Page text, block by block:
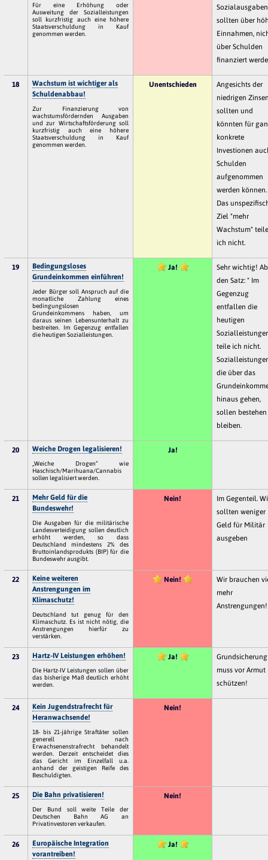
Für eine Erhöhung oder
Ausweitung der Sozialleistungen
soll kurzfristig auch eine höhere
Staatsverschuldung in Kauf
genommen werden.
Sozialausgaben
sollten über
Einnahmen,
über Schulden
finanziert
18
Wachstum ist wichtiger als
Schuldenabbau!
Zur Finanzierung von
wachstumsfördernden Ausgaben
und zur Wirtschaftsförderung soll
kurzfristig auch eine höhere
Staatsverschuldung in Kauf
genommen werden.
Unentschieden
Angesichts der
niedrigen
sollten und
könnten für
konkrete
Investionen
Schulden
aufgenommen
werden können.
Das
Ziel "mehr
Wachstum"
ich nicht.
19
Bedingungsloses
Grundeinkommen einführen!
Jeder Bürger soll Anspruch auf die
monatliche Zahlung eines
bedingungslosen
Grundeinkommens haben, um
daraus seinen Lebensunterhalt zu
bestreiten. Im Gegenzug entfallen
die heutigen Sozialleistungen.
Ja!
Sehr wichtig!
den Satz: " Im
Gegenzug
entfallen die
heutigen
teile ich nicht.
die über das
hinaus gehen,
sollen bestehen
bleiben.
20 Weiche Drogen legalisieren!
„Weiche Drogen“ wie
Haschisch/Marihuana/Cannabis
sollen legalisiert werden.
Ja!
21
Mehr Geld für die
Bundeswehr!
Die Ausgaben für die militärische
Landesverteidigung sollen deutlich
erhöht werden, so dass
Deutschland mindestens 2% des
Bruttoinlandsprodukts (BIP) für die
Bundeswehr ausgibt.
Nein!
Im Gegenteil.
sollten weniger
Geld für Militär
ausgeben
22
Keine weiteren
Anstrengungen im
Klimaschutz!
Deutschland tut genug für den
Klimaschutz. Es ist nicht nötig, die
Anstrengungen hierfür zu
verstärken.
Nein!
Wir brauchen
mehr
Anstrengungen!
23 Hartz-IV Leistungen erhöhen!
Die Hartz-IV Leistungen sollen über
das bisherige Maß deutlich erhöht
werden.
Ja!
Grundsicherung
muss vor Armut
schützen!
24
Kein Jugendstrafrecht für
Heranwachsende!
18- bis 21-jährige Straftäter sollen
generell nach
Erwachsenenstrafrecht behandelt
werden. Derzeit entscheidet dies
das Gericht im Einzelfall u.a.
anhand der geistigen Reife des
Beschuldigten.
Nein!
25 Die Bahn privatisieren!
Der Bund soll weite Teile der
Deutschen Bahn AG an
Privatinvestoren verkaufen.
Nein!
26
Europäische Integration
vorantreiben!
Ja!